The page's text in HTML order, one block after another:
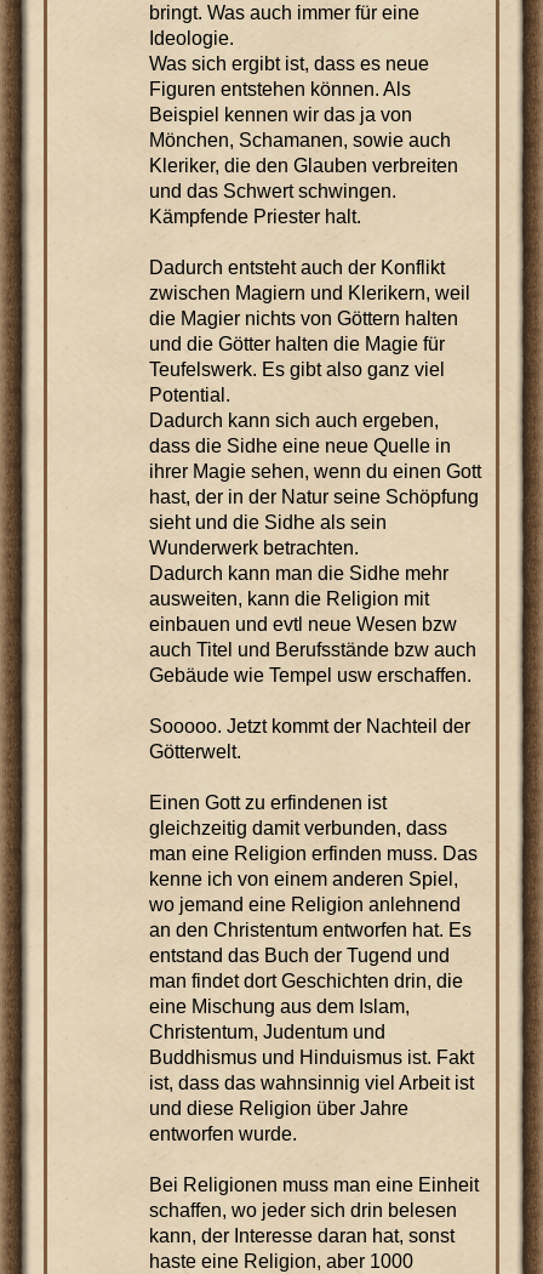
bringt. Was auch immer für eine
Ideologie.
Was sich ergibt ist, dass es neue
Figuren entstehen können. Als
Beispiel kennen wir das ja von
Mönchen, Schamanen, sowie auch
Kleriker, die den Glauben verbreiten
und das Schwert schwingen.
Kämpfende Priester halt.
Dadurch entsteht auch der Konflikt
zwischen Magiern und Klerikern, weil
die Magier nichts von Göttern halten
und die Götter halten die Magie für
Teufelswerk. Es gibt also ganz viel
Potential.
Dadurch kann sich auch ergeben,
dass die Sidhe eine neue Quelle in
ihrer Magie sehen, wenn du einen Gott
hast, der in der Natur seine Schöpfung
sieht und die Sidhe als sein
Wunderwerk betrachten.
Dadurch kann man die Sidhe mehr
ausweiten, kann die Religion mit
einbauen und evtl neue Wesen bzw
auch Titel und Berufsstände bzw auch
Gebäude wie Tempel usw erschaffen.
Sooooo. Jetzt kommt der Nachteil der
Götterwelt.
Einen Gott zu erfindenen ist
gleichzeitig damit verbunden, dass
man eine Religion erfinden muss. Das
kenne ich von einem anderen Spiel,
wo jemand eine Religion anlehnend
an den Christentum entworfen hat. Es
entstand das Buch der Tugend und
man findet dort Geschichten drin, die
eine Mischung aus dem Islam,
Christentum, Judentum und
Buddhismus und Hinduismus ist. Fakt
ist, dass das wahnsinnig viel Arbeit ist
und diese Religion über Jahre
entworfen wurde.
Bei Religionen muss man eine Einheit
schaffen, wo jeder sich drin belesen
kann, der Interesse daran hat, sonst
haste eine Religion, aber 1000